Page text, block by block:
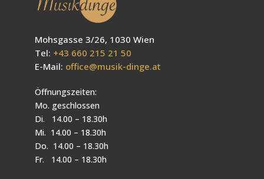
Mohsgasse 3/26, 1030 Wien
Tel: +43 660 215 21 50
E-Mail: office@musik-dinge.at
Öffnungszeiten:
Mo. geschlossen
Di. 14.00 – 18.30h
Mi. 14.00 – 18.30h
Do. 14.00 – 18.30h
Fr. 14.00 – 18.30h